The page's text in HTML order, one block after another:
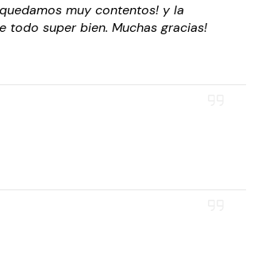
muy contentos! y la
super bien. Muchas gracias!